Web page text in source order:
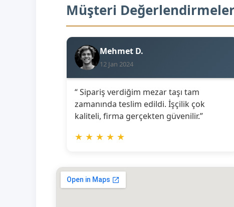
Müşteri
Mehmet D.
12 Jan 2024
“ Sipariş verdiğim mezar taşı tam
zamanında teslim edildi. İşçilik çok
kaliteli, firma gerçekten güvenilir.”
★ ★ ★ ★ ★